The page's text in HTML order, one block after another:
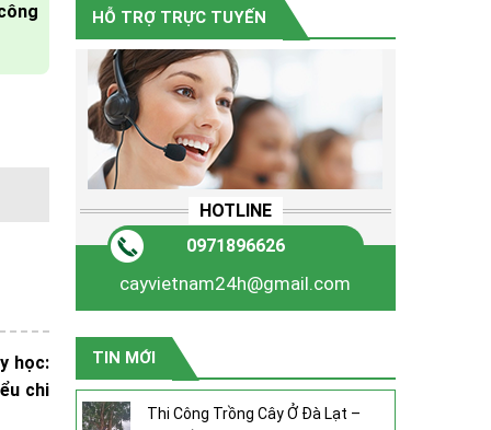
HỖ TRỢ TRỰC TUYẾN
HOTLINE
0971896626
cayvietnam24h@gmail.com
TIN MỚI
Thi Công Trồng Cây Ở Đà Lạt –
học:
chi